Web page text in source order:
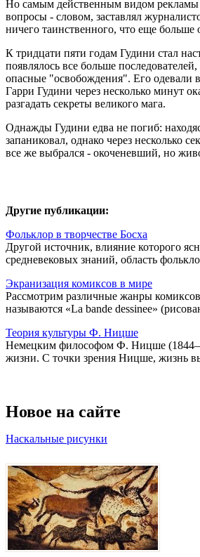
Но самым действенным видом рекламы
вопросы - словом, заставлял
ничего таинственного, что еще больше
К тридцати пяти годам Гудини стал
появлялось все больше
опасные "освобождения". Его одевали
Гарри Гудини через несколько минут
разгадать секреты великого мага.
Однажды Гудини едва не погиб:
запаниковал, однако через несколько
все же выбрался - окоченевший, но
Другие публикации:
Фольклор в творчестве Босха
Другой источник, влияние которого
средневековых знаний, область
Экранизация комиксов в мире
Рассмотрим различные жанры
называются «La bande dessinee»
Теория культуры Ф. Ницше
Немецким философом Ф. Ницше
жизни. С точки зрения Ницше, жизнь
Новое на сайте
Наскальные рисунки